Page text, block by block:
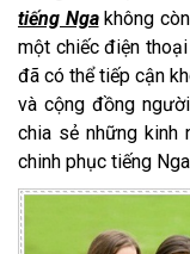
tiếng Ngakhông
một chiếc điện
đã có thể tiếp cận
và cộng đồng
chia sẻ những kinh
chinh phục tiếng